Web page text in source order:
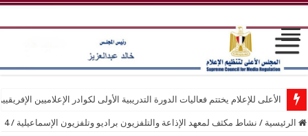
الأعلى للإعلام يختتم فعاليات الدورة التدريبية الأولى لكوادر الإعلاميين
الرئيسية / نشاط مكثف لمعهد الإذاعة والتلفزيون براديو وتلفزيون الإسماعيلية /
4